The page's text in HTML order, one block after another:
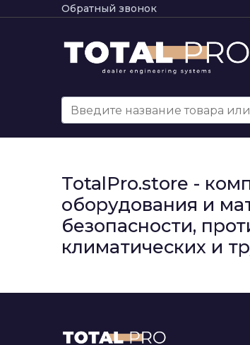
Обратный звонок
TotalPro.store -
оборудования и
безопасности,
климатических и